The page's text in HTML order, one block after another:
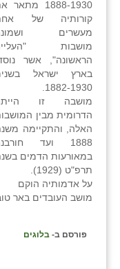
1888-1930
קורותיה של
מעשרים
מושבות
הראשונה", אשר
בארץ ישראל
1882-1930.
מושבה זו
הדרומית מבין
האלה, והתקיימה
1888 ועד
במאורעות הדמים
תרפ"ט (1929).
על אדמותיה הוקם
מושב העובדים באר טוביה
פורסם ב- בלוגים
בני ציון
בצרה
בקעות
ֿגבעת שפירא
גן הדרום
גן השומרון
גני עם
גנות